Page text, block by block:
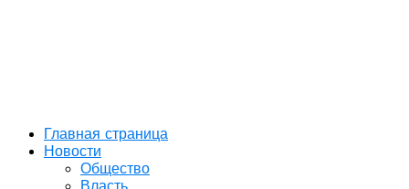
Главная страница
Новости
Общество